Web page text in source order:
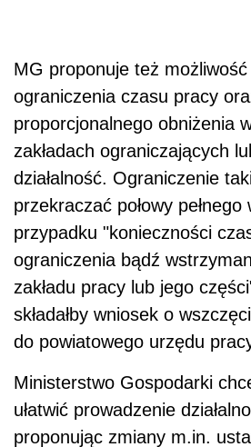
MG proponuje też
ograniczenia czasu pracy
proporcjonalnego obniżenia
zakładach ograniczających
działalność. Ograniczenie
przekraczać połowy
przypadku "konieczności
ograniczenia bądź
zakładu pracy lub jego
składałby wniosek o
do powiatowego urzędu
Ministerstwo Gospodarki
ułatwić prowadzenie
proponując zmiany m.in.